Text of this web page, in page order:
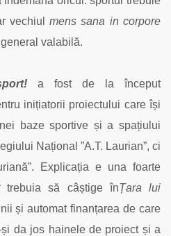
vechiulmens sana in corpore
valabilă.
a fost de la început
inițiatorii proiectului care își
baze sportive și a spațiului
Național ”A.T. Laurian”, ci
Explicația e una foarte
trebuia să câștige înȚara lui
și automat finanțarea de care
da jos hainele de proiect și a